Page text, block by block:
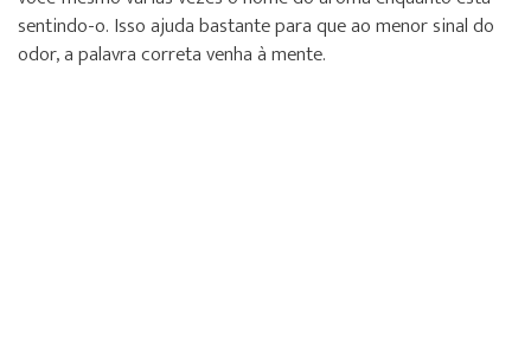
sentindo-o. Isso ajuda bastante para que ao menor sinal do
odor, a palavra correta venha à mente.